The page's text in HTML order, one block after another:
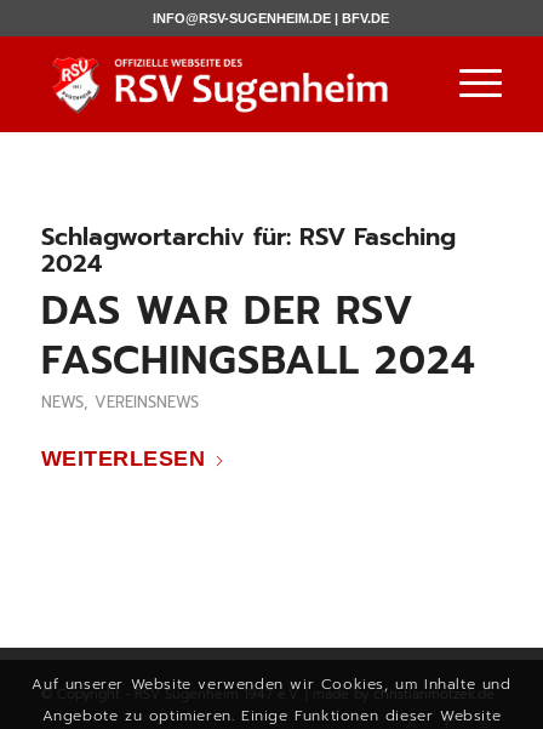
INFO@RSV-SUGENHEIM.DE |BFV.DE
Schlagwortarchiv für: RSV Fasching
2024
DAS WAR DER RSV
FASCHINGSBALL 2024
NEWS, VEREINSNEWS
WEITERLESEN
© Copyright - RSV Sugenheim 1947 e.V. | made bychristianmotzek.de
Auf unserer Website verwenden wir Cookies, um Inhalte und
Angebote zu optimieren. Einige Funktionen dieser Website